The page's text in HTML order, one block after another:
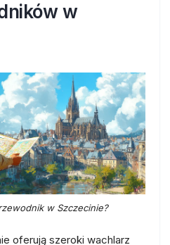
w
w Szczecinie?
oferują szeroki wachlarz